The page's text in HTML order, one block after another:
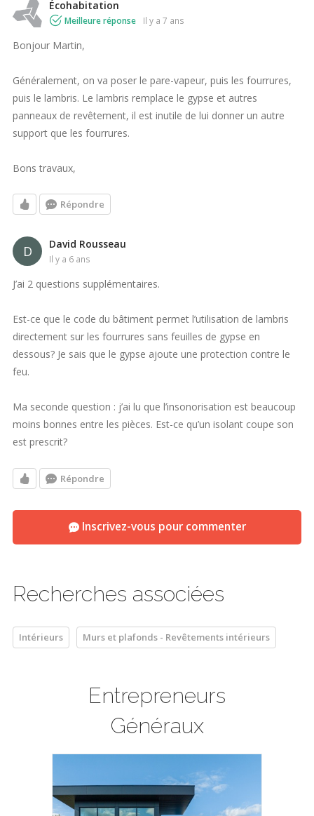
Écohabitation
Meilleure réponse il y a 7 ans
Bonjour Martin,
Généralement, on va poser le pare-vapeur, puis les fourrures,
puis le lambris. Le lambris remplace le gypse et autres
panneaux de revêtement, il est inutile de lui donner un autre
support que les fourrures.
Bons travaux,
Répondre
D David Rousseau
il y a 6 ans
J’ai 2 questions supplémentaires.
Est-ce que le code du bâtiment permet l’utilisation de lambris
directement sur les fourrures sans feuilles de gypse en
dessous? Je sais que le gypse ajoute une protection contre le
feu.
Ma seconde question : j’ai lu que l’insonorisation est beaucoup
moins bonnes entre les pièces. Est-ce qu’un isolant coupe son
est prescrit?
Répondre
Inscrivez-vous pour commenter
Recherches associées
Intérieurs Murs et plafonds - Revêtements intérieurs
Entrepreneurs
Généraux